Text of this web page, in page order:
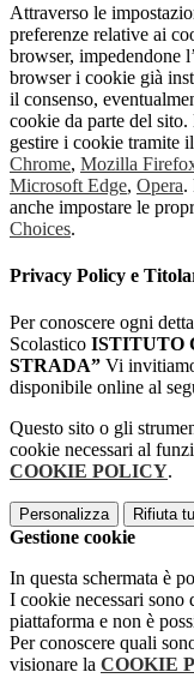
Attraverso le
preferenze relative ai
browser, impedendone
browser i cookie già
il consenso,
cookie da parte del
gestire i cookie tramite
Chrome, Mozilla
Microsoft Edge, Opera.
anche impostare le
Choices.
Privacy Policy e
Per conoscere ogni
Scolastico ISTITUTO
STRADA” Vi
disponibile online al
Questo sito o gli
cookie necessari al
COOKIE POLICY.
Personalizza Rifiuta
Gestione cookie
In questa schermata è
I cookie necessari
piattaforma e non è
Per conoscere quali
visionare la COOKIE